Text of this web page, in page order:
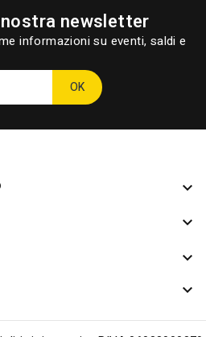
newsletter
informazioni su eventi, saldi e



